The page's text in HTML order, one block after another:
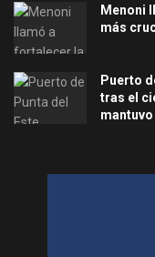
Menoni
más
Puerto
tras el